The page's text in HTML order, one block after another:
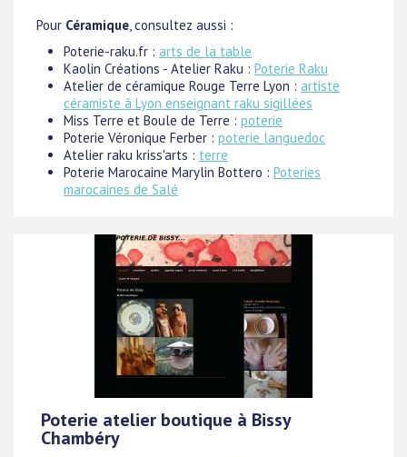
Pour Céramique, consultez aussi :
Poterie-raku.fr : arts de la table
Kaolin Créations - Atelier Raku : Poterie Raku
Atelier de céramique Rouge Terre Lyon : artiste
céramiste à Lyon enseignant raku sigillées
Miss Terre et Boule de Terre : poterie
Poterie Véronique Ferber : poterie languedoc
Atelier raku kriss'arts : terre
Poterie Marocaine Marylin Bottero : Poteries
marocaines de Salé
Poterie atelier boutique à Bissy
Chambéry